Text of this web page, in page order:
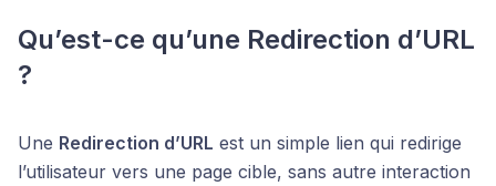
Qu’est-ce qu’une Redirection d’URL
?
Une Redirection d’URL est un simple lien qui redirige
l’utilisateur vers une page cible, sans autre interaction